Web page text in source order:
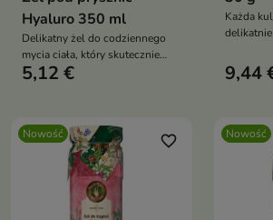
Hyaluro 350 ml
Delikatny żel do codziennego
mycia ciała, który skutecznie
oczyszcza skórę, jednocześnie
5,12 €
Każda
9,44
Nowość favorite_border Nowość